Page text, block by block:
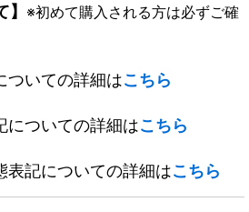
※初めて購入される方は必ずご確
いての詳細はこちら
ついての詳細はこちら
記についての詳細はこちら